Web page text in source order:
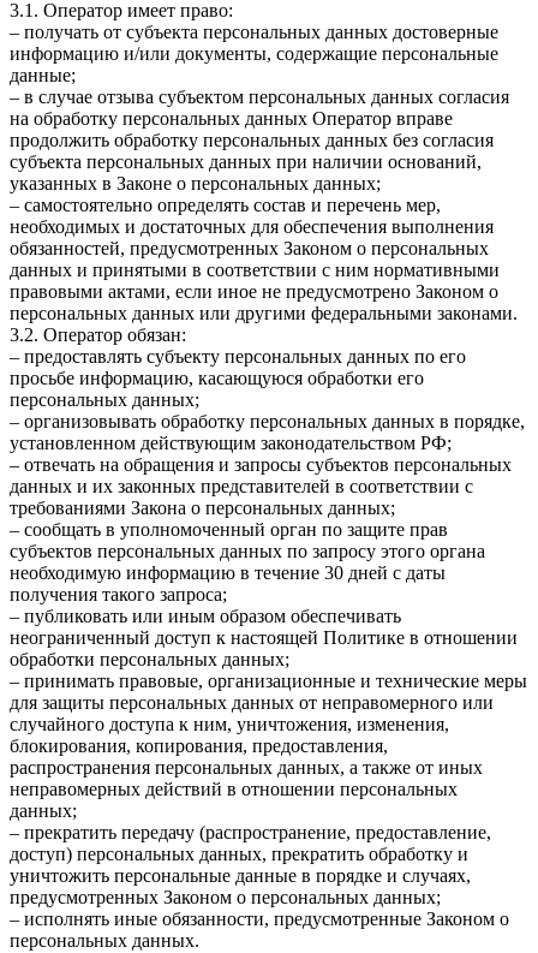
3.1. Оператор имеет право:
– получать от субъекта персональных данных достоверные
информацию и/или документы, содержащие персональные
данные;
– в случае отзыва субъектом персональных данных согласия
на обработку персональных данных Оператор вправе
продолжить обработку персональных данных без согласия
субъекта персональных данных при наличии оснований,
указанных в Законе о персональных данных;
– самостоятельно определять состав и перечень мер,
необходимых и достаточных для обеспечения выполнения
обязанностей, предусмотренных Законом о персональных
данных и принятыми в соответствии с ним нормативными
правовыми актами, если иное не предусмотрено Законом о
персональных данных или другими федеральными законами.
3.2. Оператор обязан:
– предоставлять субъекту персональных данных по его
просьбе информацию, касающуюся обработки его
персональных данных;
– организовывать обработку персональных данных в порядке,
установленном действующим законодательством РФ;
– отвечать на обращения и запросы субъектов персональных
данных и их законных представителей в соответствии с
требованиями Закона о персональных данных;
– сообщать в уполномоченный орган по защите прав
субъектов персональных данных по запросу этого органа
необходимую информацию в течение 30 дней с даты
получения такого запроса;
– публиковать или иным образом обеспечивать
неограниченный доступ к настоящей Политике в отношении
обработки персональных данных;
– принимать правовые, организационные и технические меры
для защиты персональных данных от неправомерного или
случайного доступа к ним, уничтожения, изменения,
блокирования, копирования, предоставления,
распространения персональных данных, а также от иных
неправомерных действий в отношении персональных
данных;
– прекратить передачу (распространение, предоставление,
доступ) персональных данных, прекратить обработку и
уничтожить персональные данные в порядке и случаях,
предусмотренных Законом о персональных данных;
– исполнять иные обязанности, предусмотренные Законом о
персональных данных.